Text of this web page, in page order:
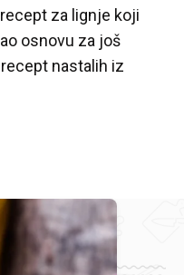
za lignje koji
osnovu za još
nastalih iz